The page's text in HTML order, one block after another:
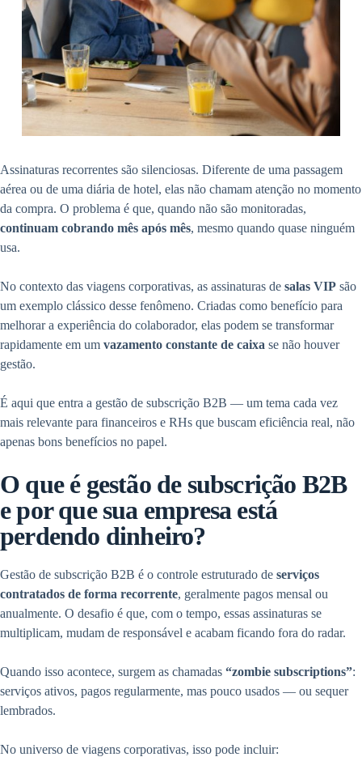
Assinaturas recorrentes são silenciosas. Diferente de uma passagem
aérea ou de uma diária de hotel, elas não chamam atenção no momento
da compra. O problema é que, quando não são monitoradas,
continuam cobrando mês após mês, mesmo quando quase ninguém
usa.
No contexto das viagens corporativas, as assinaturas de salas VIP são
um exemplo clássico desse fenômeno. Criadas como benefício para
melhorar a experiência do colaborador, elas podem se transformar
rapidamente em um vazamento constante de caixa se não houver
gestão.
É aqui que entra a gestão de subscrição B2B — um tema cada vez
mais relevante para financeiros e RHs que buscam eficiência real, não
apenas bons benefícios no papel.
O que é gestão de subscrição B2B
e por que sua empresa está
perdendo dinheiro?
Gestão de subscrição B2B é o controle estruturado de serviços
contratados de forma recorrente, geralmente pagos mensal ou
anualmente. O desafio é que, com o tempo, essas assinaturas se
multiplicam, mudam de responsável e acabam ficando fora do radar.
Quando isso acontece, surgem as chamadas “zombie subscriptions”:
serviços ativos, pagos regularmente, mas pouco usados — ou sequer
lembrados.
No universo de viagens corporativas, isso pode incluir: